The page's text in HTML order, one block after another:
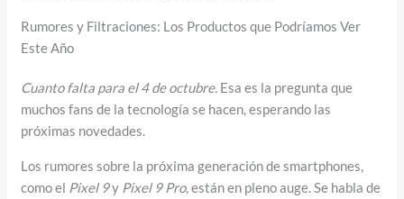
Rumores y Filtraciones: Los Productos que Podríamos Ver
Este Año
Cuanto falta para el 4 de octubre. Esa es la pregunta que
muchos fans de la tecnología se hacen, esperando las
próximas novedades.
Los rumores sobre la próxima generación de smartphones,
como el Pixel 9y Pixel 9 Pro, están en pleno auge. Se habla de